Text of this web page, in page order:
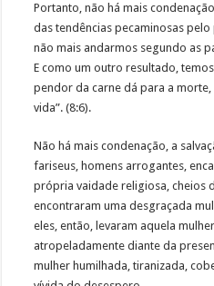
Portanto, não há mais
das tendências pecaminosas
não mais andarmos segundo as
E como um outro resultado,
pendor da carne dá para a
vida”. (8:6).
Não há mais condenação, a
fariseus, homens arrogantes,
própria vaidade religiosa, cheios
encontraram uma desgraçada
eles, então, levaram aquela
atropeladamente diante da
mulher humilhada, tiranizada,